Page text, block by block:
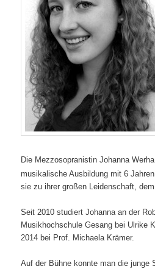
Die Mezzosopranistin Johanna
musikalische Ausbildung mit 6
sie zu ihrer großen Leidenschaft,
Seit 2010 studiert Johanna an der
Musikhochschule Gesang bei Ulrike
2014 bei Prof. Michaela Krämer.
Auf der Bühne konnte man die junge